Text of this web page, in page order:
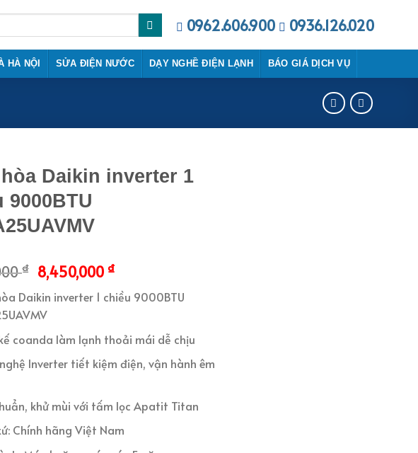
0962.606.900 0936.126.020
HÀ NỘI SỬA ĐIỆN NƯỚC DẠY NGHỀ ĐIỆN LẠNH BÁO GIÁ DỊCH VỤ
Daikin inverter 1
9000BTU
₫ 8,450,000 ₫
Daikin inverter 1 chiều 9000BTU
coanda làm lạnh thoải mái dễ chịu
Inverter tiết kiệm điện, vận hành êm
khử mùi với tấm lọc Apatit Titan
Chính hãng Việt Nam